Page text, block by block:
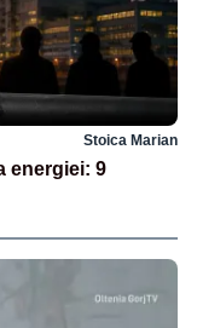
Stoica Marian
energiei: 9